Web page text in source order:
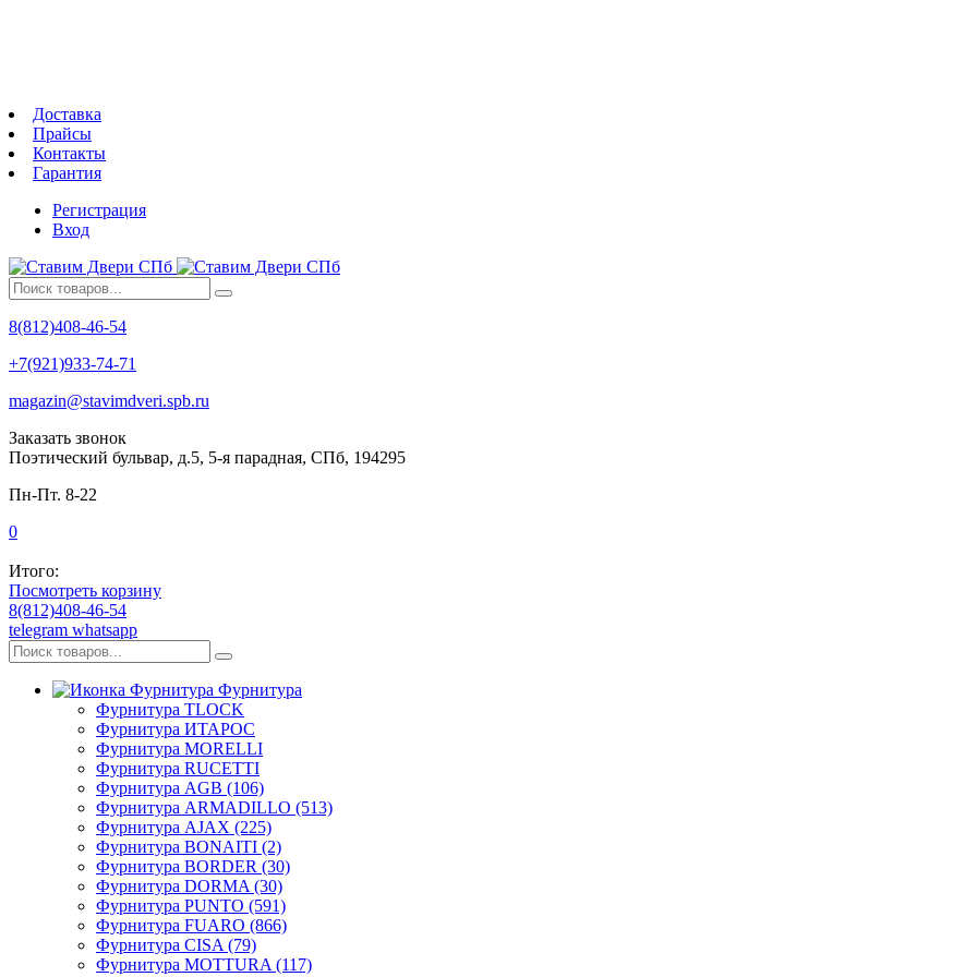
Доставка
Прайсы
Контакты
Гарантия
Регистрация
Вход
8(812)408-46-54
+7(921)933-74-71
magazin@stavimdveri.spb.ru
Заказать звонок
Поэтический бульвар, д.5, 5-я парадная, СПб, 194295
Пн-Пт. 8-22
0
Итого:
Посмотреть корзину
8(812)408-46-54
telegram whatsapp
Фурнитура
Фурнитура TLOCK
Фурнитура ИТАРОС
Фурнитура MORELLI
Фурнитура RUCETTI
Фурнитура AGB (106)
Фурнитура ARMADILLO (513)
Фурнитура AJAX (225)
Фурнитура BONAITI (2)
Фурнитура BORDER (30)
Фурнитура DORMA (30)
Фурнитура PUNTO (591)
Фурнитура FUARO (866)
Фурнитура CISA (79)
Фурнитура MOTTURA (117)